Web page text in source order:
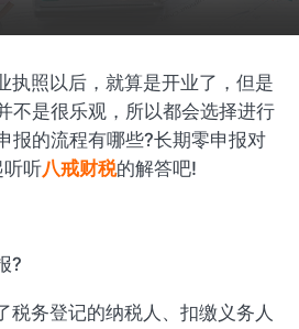
执照以后，就算是开业了，但是
不是很乐观，所以都会选择进行
报的流程有哪些?长期零申报对
听听八戒财税的解答吧!
?
税务登记的纳税人、扣缴义务人